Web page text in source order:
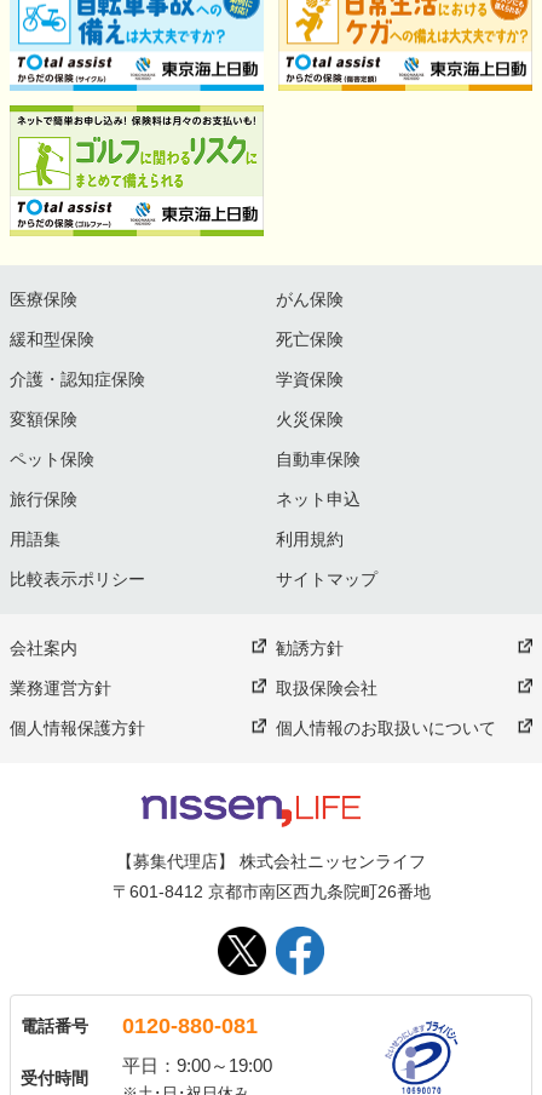
医療保険 がん保険
緩和型保険 死亡保険
介護・認知症保険 学資保険
変額保険 火災保険
ペット保険 自動車保険
旅行保険 ネット申込
用語集 利用規約
比較表示ポリシー サイトマップ
会社案内 勧誘方針
業務運営方針 取扱保険会社
個人情報保護方針 個人情報のお取扱いについて
【募集代理店】 株式会社ニッセンライフ
〒601-8412 京都市南区西九条院町26番地
電話番号 0120-880-081
受付時間
平日：9:00～19:00